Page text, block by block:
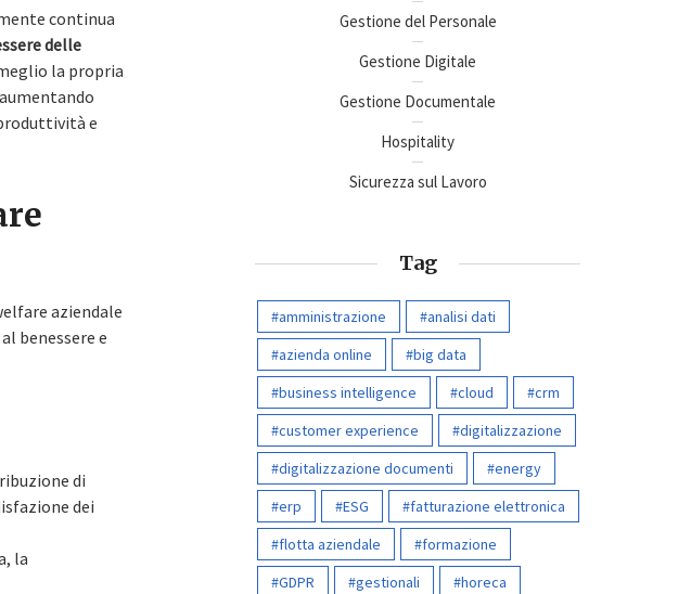
continua
delle
la propria
e
aziendale
benessere e
di
dei
la
Gestione del Personale
Gestione Digitale
Gestione Documentale
Hospitality
Sicurezza sul Lavoro
Tag
amministrazione
analisi dati
azienda online
big data
business intelligence
cloud
crm
customer experience
digitalizzazione
digitalizzazione documenti
energy
erp
ESG
fatturazione elettronica
flotta aziendale
formazione
GDPR
gestionali
horeca